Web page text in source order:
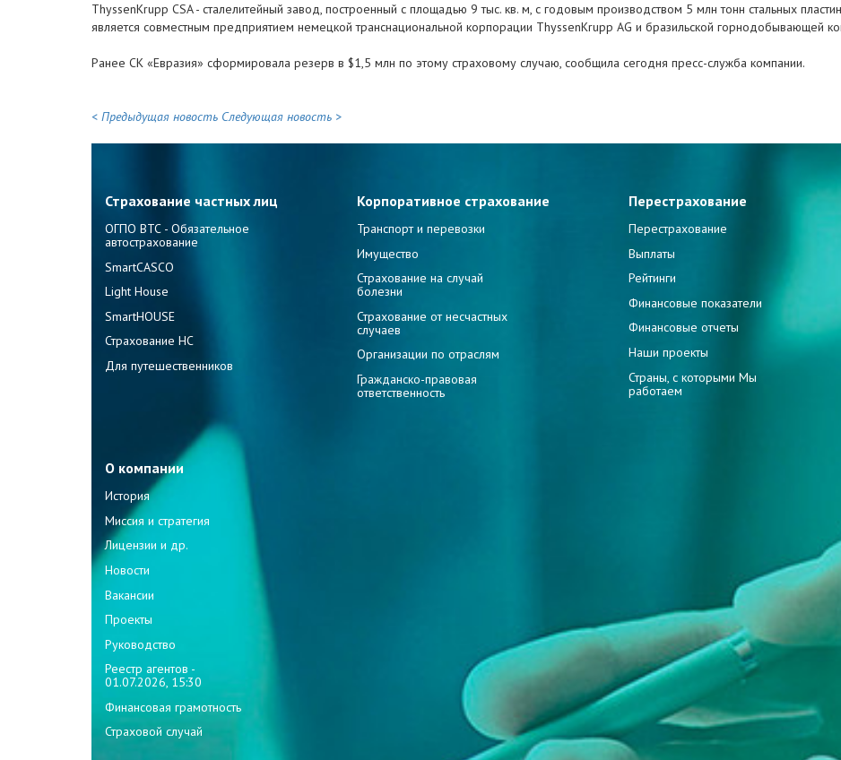
ThyssenKrupp CSA - сталелитейный завод, построенный с площадью 9 тыс. кв. м, с годовым производством 5 млн тонн стальных
является совместным предприятием немецкой транснациональной корпорации ThyssenKrupp AG и бразильской горнодобывающей
Ранее СК «Евразия» сформировала резерв в $1,5 млн по этому страховому случаю, сообщила сегодня пресс-служба компании.
< Предыдущая новость Следующая новость >
Страхование частных лиц
ОГПО ВТС - Обязательное
автострахование
SmartCASCO
Light House
SmartHOUSE
Страхование НС
Для путешественников
Корпоративное страхование
Транспорт и перевозки
Имущество
Страхование на случай
болезни
Страхование от несчастных
случаев
Организации по отраслям
Гражданско-правовая
ответственность
Перестрахование
Перестрахование
Выплаты
Рейтинги
Финансовые показатели
Финансовые отчеты
Наши проекты
Страны, с которыми Мы
работаем
О компании
История
Миссия и стратегия
Лицензии и др.
Новости
Вакансии
Проекты
Руководство
Реестр агентов -
01.07.2026, 15:30
Финансовая грамотность
Страховой случай